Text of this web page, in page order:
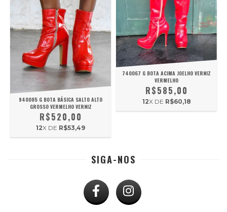
940085 G BOTA BÁSICA SALTO ALTO
GROSSO VERMELHO VERNIZ
R$520,00
12X DE R$53,49
740067 G BOTA ACIMA JOELHO VERNIZ
VERMELHO
R$585,00
12X DE R$60,18
SIGA-NOS